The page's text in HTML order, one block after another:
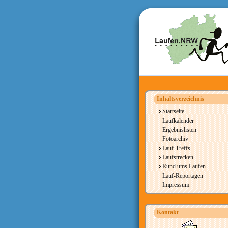
Inhaltsverzeichnis
Startseite
Laufkalender
Ergebnislisten
Fotoarchiv
Lauf-Treffs
Laufstrecken
Rund ums Laufen
Lauf-Reportagen
Impressum
Kontakt